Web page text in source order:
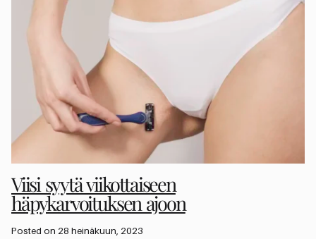
Viisi syytä viikottaiseen
häpykarvoituksen ajoon
Posted on 28 heinäkuun, 2023